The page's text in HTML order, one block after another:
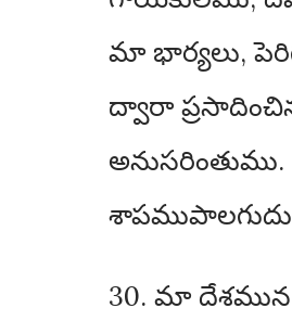
మా భార్యలు,
ద్వారా
30. మా